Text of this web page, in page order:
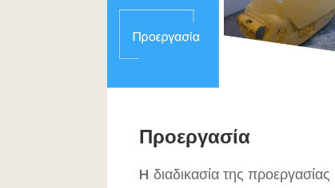
Προεργασία
H διαδικασία της προεργασίας